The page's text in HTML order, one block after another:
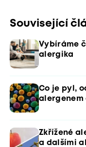
Související
Vybíráme
alergika
Co je pyl,
alergenem
Zkřížené
a dalšími